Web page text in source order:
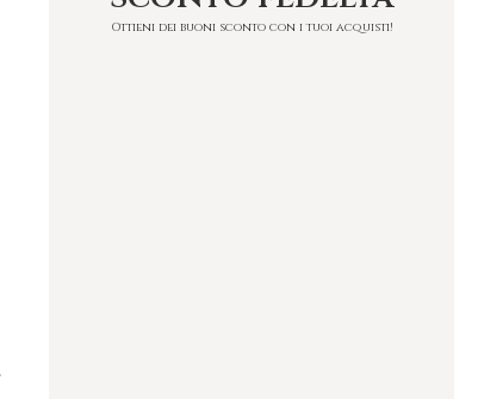
Ottieni dei buoni sconto con i tuoi acquisti!